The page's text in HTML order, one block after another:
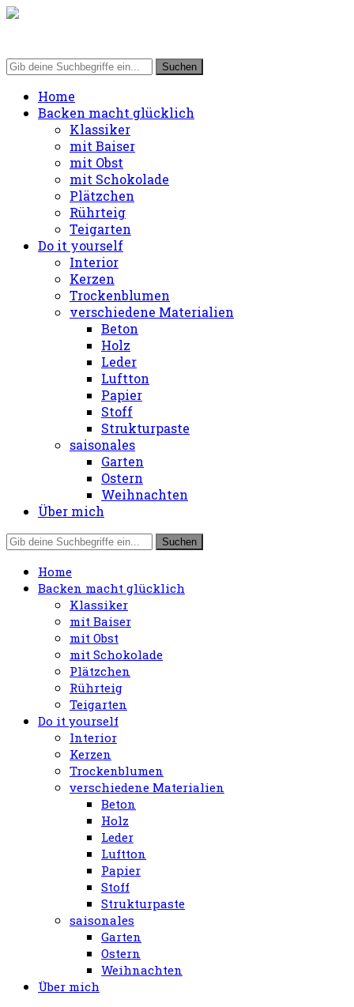
Home
Backen macht glücklich
Klassiker
mit Baiser
mit Obst
mit Schokolade
Plätzchen
Rührteig
Teigarten
Do it yourself
Interior
Kerzen
Trockenblumen
verschiedene Materialien
Beton
Holz
Leder
Luftton
Papier
Stoff
Strukturpaste
saisonales
Garten
Ostern
Weihnachten
Über mich
Home
Backen macht glücklich
Klassiker
mit Baiser
mit Obst
mit Schokolade
Plätzchen
Rührteig
Teigarten
Do it yourself
Interior
Kerzen
Trockenblumen
verschiedene Materialien
Beton
Holz
Leder
Luftton
Papier
Stoff
Strukturpaste
saisonales
Garten
Ostern
Weihnachten
Über mich